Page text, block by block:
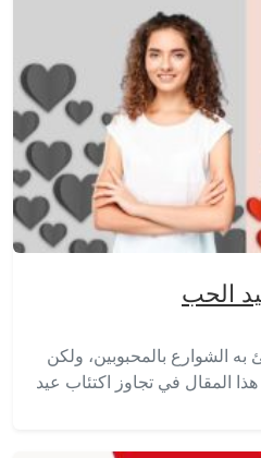
الحب
به الشوارع بالمحبوبين، ولكن
المقال في تجاوز اكتئاب عيد